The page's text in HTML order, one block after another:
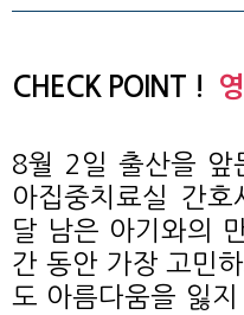
CHECK POINT !
8월 2일 출산을 앞
아집중치료실 간
달 남은 아기와의
간 동안 가장 고민
도 아름다움을 잃